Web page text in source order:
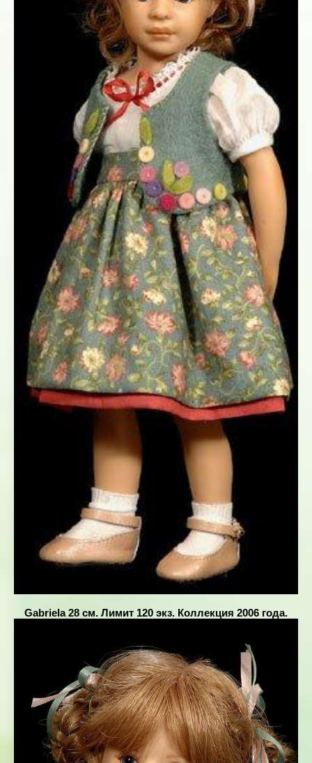
Gabriela 28 см. Лимит 120 экз. Коллекция 2006 года.